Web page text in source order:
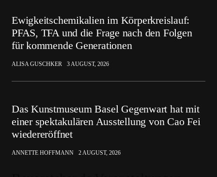
Ewigkeitschemikalien im Körperkreislauf:
PFAS, TFA und die Frage nach den Folgen
für kommende Generationen
ALISA GUSCHKER 3 AUGUST, 2026
Das Kunstmuseum Basel Gegenwart hat mit
einer spektakulären Ausstellung von Cao Fei
wiedereröffnet
ANNETTE HOFFMANN 2 AUGUST, 2026